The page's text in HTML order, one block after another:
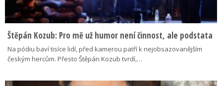
Štěpán Kozub: Pro mě už humor není činnost, ale podstata
Na pódiu baví tisíce lidí, před kamerou patří k nejobsazovanějším
českým hercům. Přesto Štěpán Kozub tvrdí,…